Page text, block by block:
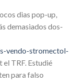
dias pop-up,
demasiados dos-
vendo-stromectol-
TRF. Estudié
para falso